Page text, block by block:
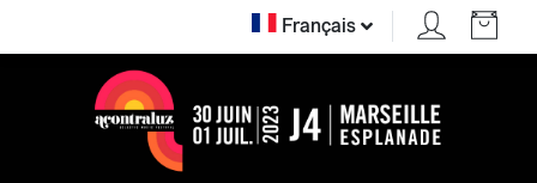
Français